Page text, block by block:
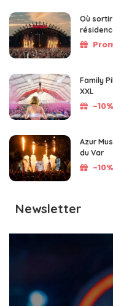
Où
Family
XXL
-
Azur
du Var
-
Newsletter